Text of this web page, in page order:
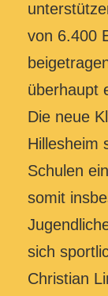
von 6.400
überhaupt
Die neue
Hillesheim
Schulen
somit
sich
Christian